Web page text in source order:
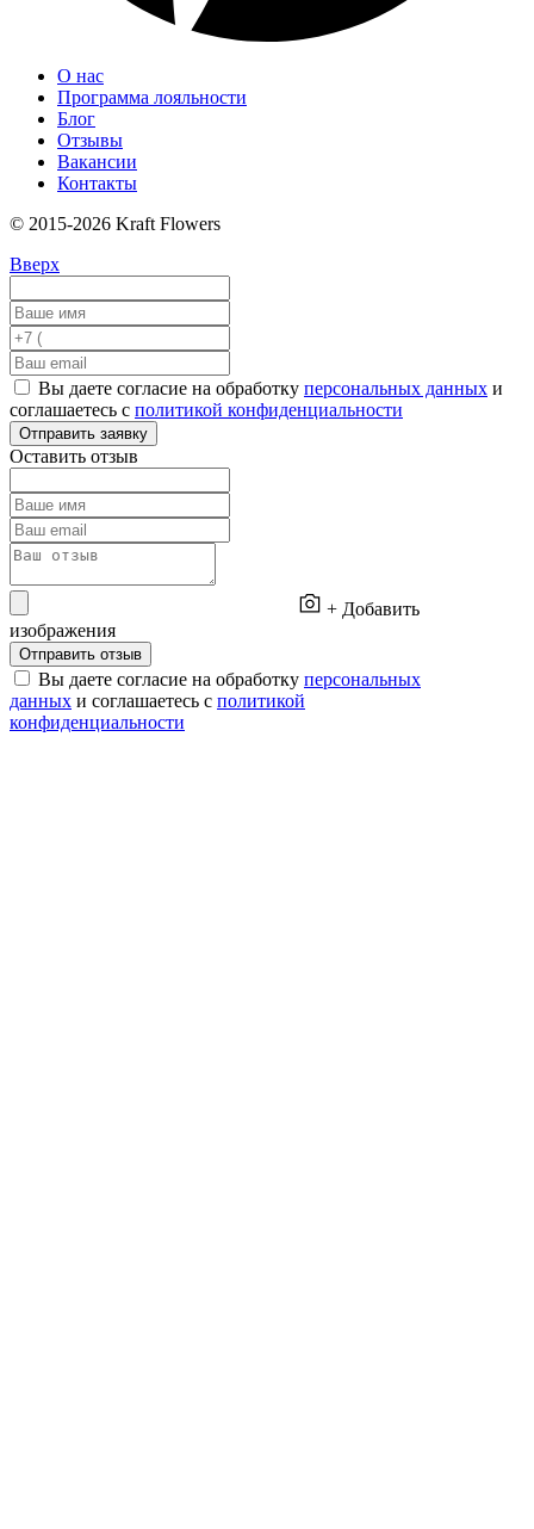
О нас
Программа лояльности
Блог
Отзывы
Вакансии
Контакты
© 2015-2026 Kraft Flowers
Вверх
Вы даете согласие на обработку персональных данных и
соглашаетесь с политикой конфиденциальности
Отправить заявку
Оставить отзыв
+ Добавить
изображения
Отправить отзыв
Вы даете согласие на обработку персональных
данных и соглашаетесь с политикой
конфиденциальности